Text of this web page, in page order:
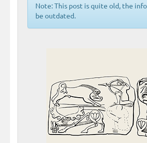
Note: This post is quite old, the
be outdated.